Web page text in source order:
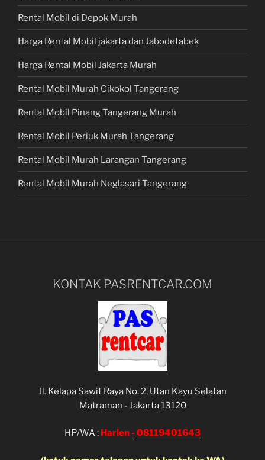
Rental Mobil di Depok Murah
Harga Rental Mobil jakarta dan Jabodetabek
Harga Rental Mobil Jakarta Murah
Rental Mobil Murah Cikokol Tangerang
Rental Mobil Pinang Tangerang Murah
Rental Mobil Periuk Murah Tangerang
Rental Mobil Murah Larangan Tangerang
Rental Mobil Murah Neglasari Tangerang
KONTAK PASRENTCAR.COM
Jl. Kelapa Sawit Raya No. 2, Utan Kayu Selatan
Matraman - Jakarta 13120
HP/WA : Harlen - 08119401643